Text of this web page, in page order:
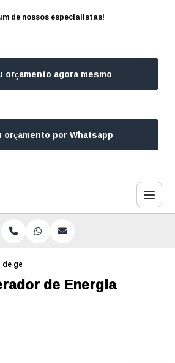
de nossos especialistas!
orçamento agora mesmo
orçamento por Whatsapp
gerador de energia emergencia
de Energia